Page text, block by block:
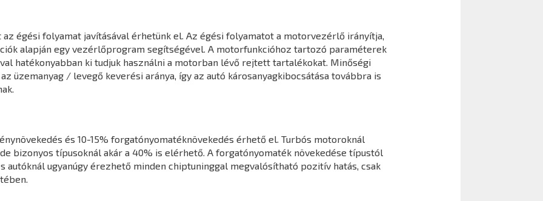
égési folyamat javításával érhetünk el. Az égési folyamatot a motorvezérlő irányítja,
alapján egy vezérlőprogram segítségével. A motorfunkcióhoz tartozó paraméterek
hatékonyabban ki tudjuk használni a motorban lévő rejtett tartalékokat. Minőségi
üzemanyag / levegő keverési aránya, így az autó károsanyagkibocsátása továbbra is
és 10-15% forgatónyomatéknövekedés érhető el. Turbós motoroknál
bizonyos típusoknál akár a 40% is elérhető. A forgatónyomaték növekedése típustól
autóknál ugyanúgy érezhető minden chiptuninggal megvalósítható pozitív hatás, csak